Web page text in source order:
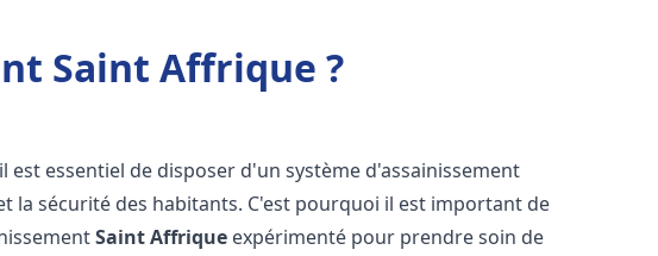
Saint Affrique ?
est essentiel de disposer d'un système d'assainissement
la sécurité des habitants. C'est pourquoi il est important de
Saint Affrique expérimenté pour prendre soin de